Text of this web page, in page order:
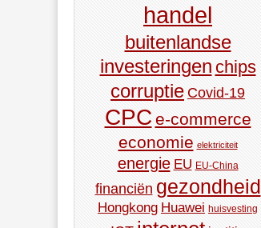
handel
buitenlandse
investeringen chips
corruptie Covid-19
CPC e-commerce
economie elektriciteit
energie EU EU-China
financiën gezondheid
Hongkong Huawei huisvesting